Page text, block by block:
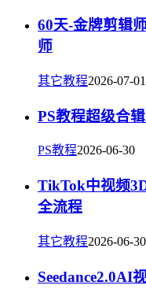
60天-金牌剪辑
师
其它教程2026-07-01
PS教程超级合辑
PS教程2026-06-30
TikTok中视频
全流程
其它教程2026-06-30
Seedance2.0AI